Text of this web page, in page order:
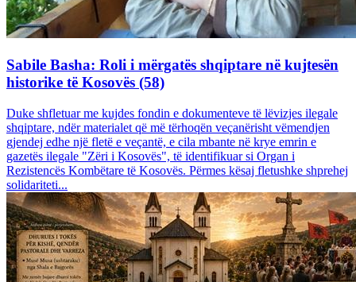
Sabile Basha: Roli i mërgatës shqiptare në kujtesën
historike të Kosovës (58)
Duke shfletuar me kujdes fondin e dokumenteve të lëvizjes ilegale
shqiptare, ndër materialet që më tërhoqën veçanërisht vëmendjen
gjendej edhe një fletë e veçantë, e cila mbante në krye emrin e
gazetës ilegale "Zëri i Kosovës", të identifikuar si Organ i
Rezistencës Kombëtare të Kosovës. Përmes kësaj fletushke shprehej
solidariteti...